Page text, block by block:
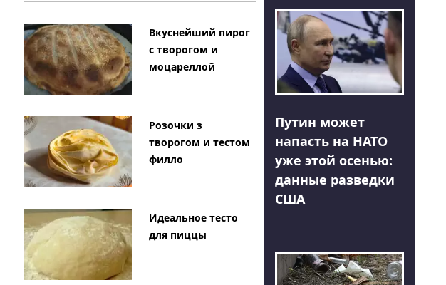
Вкуснейший пирог
с творогом и
моцареллой
Розочки з
творогом и тестом
филло
Идеальное тесто
для пиццы
Путин может
напасть на НАТО
уже этой осенью:
данные разведки
США